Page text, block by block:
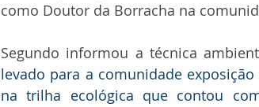
como Doutor da Borracha na
Segundo informou a técnica
levado para a comunidade
na trilha ecológica que contou